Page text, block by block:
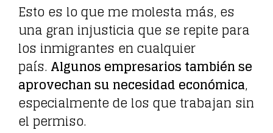
Esto es lo que me molesta más, es
una gran injusticia que se repite para
los inmigrantes en cualquier
país. Algunos empresarios también se
aprovechan su necesidad económica,
especialmente de los que trabajan sin
el permiso.